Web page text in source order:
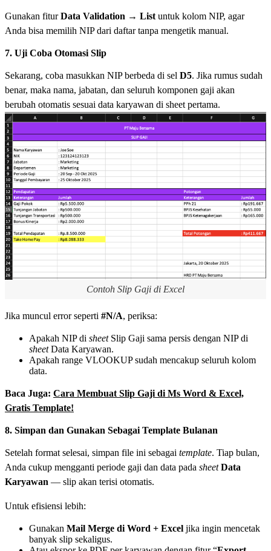
Gunakan fiturData Validation → List untuk kolom NIP, agar
Anda bisa memilih NIP dari daftar tanpa mengetik manual.
7. Uji Coba Otomasi Slip
Sekarang, coba masukkan NIP berbeda di sel D5. Jika rumus sudah
benar, maka nama, jabatan, dan seluruh komponen gaji akan
berubah otomatis sesuai data karyawan di sheet pertama.
Contoh Slip Gaji di Excel
Jika muncul error seperti #N/A, periksa:
Apakah NIP di sheetSlip Gaji sama persis dengan NIP di
sheetData Karyawan.
Apakah range VLOOKUP sudah mencakup seluruh kolom
data.
Baca Juga: Cara Membuat Slip Gaji di Ms Word & Excel,
Gratis Template!
8. Simpan dan Gunakan Sebagai Template Bulanan
Setelah format selesai, simpan file ini sebagai template. Tiap bulan,
Anda cukup mengganti periode gaji dan data pada sheet Data
Karyawan — slip akan terisi otomatis.
Untuk efisiensi lebih:
Gunakan Mail Merge di Word + Excel jika ingin mencetak
banyak slip sekaligus.